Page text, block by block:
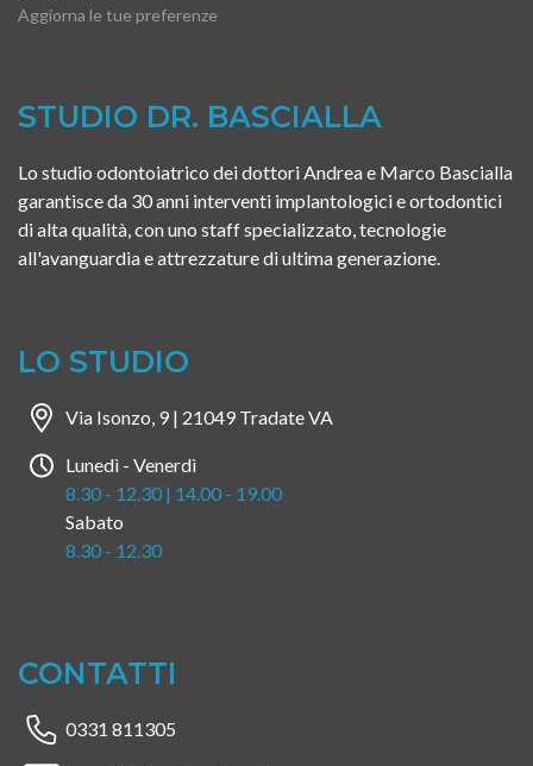
Aggiorna le tue preferenze
STUDIO DR. BASCIALLA
Lo studio odontoiatrico dei dottori Andrea e Marco Bascialla
garantisce da 30 anni interventi implantologici e ortodontici
di alta qualità, con uno staff specializzato, tecnologie
all'avanguardia e attrezzature di ultima generazione.
LO STUDIO
Via Isonzo, 9 | 21049 Tradate VA
Lunedì - Venerdì
8.30 - 12.30 | 14.00 - 19.00
Sabato
8.30 - 12.30
CONTATTI
0331 811305